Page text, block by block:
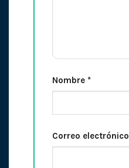
Nombre *
Correo electrónico